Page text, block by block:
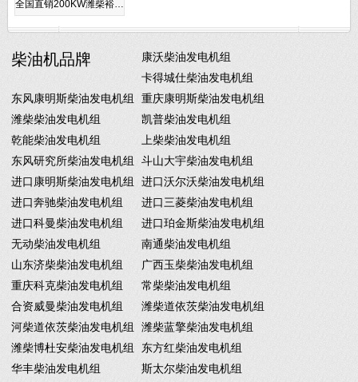
全国直销200KW潍柴裕…
柴油机品牌
康沃柴油发电机组
卡得城仕柴油发电机组
东风康明斯柴油发电机组
重庆康明斯柴油发电机组
潍柴柴油发电机组
凯普柴油发电机组
乾能柴油发电机组
上柴柴油发电机组
东风研究所柴油发电机组
斗山大宇柴油发电机组
进口康明斯柴油发电机组
进口沃尔沃柴油发电机组
进口奔驰柴油发电机组
进口三菱柴油发电机组
进口科曼柴油发电机组
进口珀金斯柴油发电机组
无动柴油发电机组
南通柴油发电机组
山东济柴柴油发电机组
广西玉柴柴油发电机组
重庆科克柴油发电机组
常柴柴油发电机组
合资威曼柴油发电机组
潍柴道依茨柴油发电机组
河柴道依茨柴油发电机组
潍柴蓝擎柴油发电机组
潍柴博杜安柴油发电机组
东方红柴油发电机组
华丰柴油发电机组
斯太尔柴油发电机组